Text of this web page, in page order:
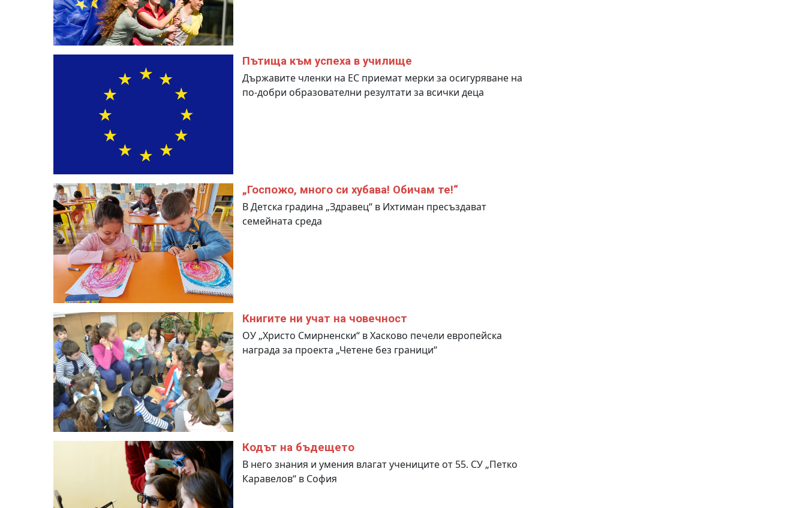
Пътища към успеха в училище
Държавите членки на ЕС приемат мерки за осигуряване на
по-добри образователни резултати за всички деца
„Госпожо, много си хубава! Обичам те!“
В Детска градина „Здравец“ в Ихтиман пресъздават
семейната среда
Книгите ни учат на човечност
ОУ „Христо Смирненски“ в Хасково печели европейска
награда за проекта „Четене без граници“
Кодът на бъдещето
В него знания и умения влагат учениците от 55. СУ „Петко
Каравелов“ в София